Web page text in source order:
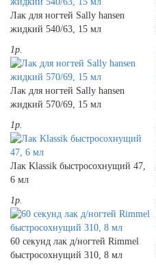
Лак для ногтей Sally hansen
жидкий 540/63, 15 мл
1р.
Лак для ногтей Sally hansen
жидкий 570/69, 15 мл
1р.
Лак Klassik быстросохнущий 47,
6 мл
1р.
60 секунд лак д/ногтей Rimmel
быстросохнущий 310, 8 мл